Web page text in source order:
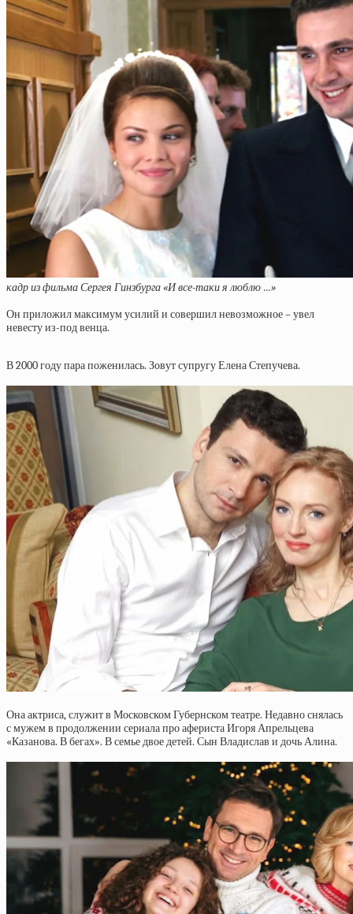
кадр из фильма Сергея Гинзбурга «И все-таки я люблю …»
Он приложил максимум усилий и совершил невозможное – увел
невесту из-под венца.
В 2000 году пара поженилась. Зовут супругу Елена Степучева.
Она актриса, служит в Московском Губернском театре. Недавно снялась
с мужем в продолжении сериала про афериста Игоря Апрельцева
«Казанова. В бегах». В семье двое детей. Сын Владислав и дочь Алина.